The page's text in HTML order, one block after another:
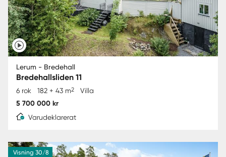
Lerum - Bredehall
Bredehallsliden 11
6 rok 182 + 43 m2 Villa
5 700 000 kr
Varudeklarerat
Visning 30/8